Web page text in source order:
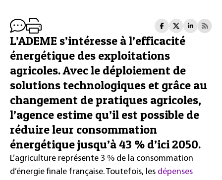
L’ADEME s’intéresse à l’efficacité
énergétique des exploitations
agricoles. Avec le déploiement de
solutions technologiques et grâce au
changement de pratiques agricoles,
l’agence estime qu’il est possible de
réduire leur consommation
énergétique jusqu’à 43 % d’ici 2050.
L’agriculture représente 3 % de la consommation
d’énergie finale française. Toutefois, les dépenses